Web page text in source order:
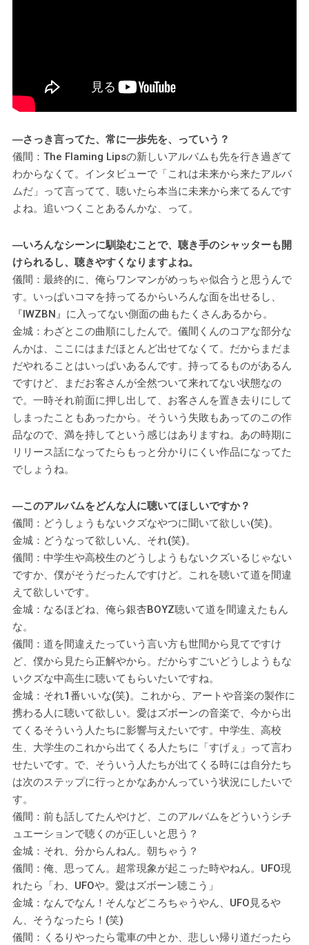
―さっき言ってた、常に一歩先を、っていう？
儀間：The Flaming Lipsの新しいアルバムも先を行き過ぎて
わからなくて。インタビューで「これは未来から来たアルバ
ムだ」って言ってて、聴いたら本当に未来から来てるんです
よね。追いつくことあるんかな、って。
―いろんなシーンに馴染むことで、聴き手のシャッターも開
けられるし、聴きやすくなりますよね。
儀間：最終的に、俺らワンマンがめっちゃ似合うと思うんで
す。いっぱいコマを持ってるからいろんな面を出せるし、
『IWZBN』に入ってない側面の曲もたくさんあるから。
金城：わざとこの曲順にしたんで。儀間くんのコアな部分な
んかは、ここにはまだほとんど出せてなくて。だからまだま
だやれることはいっぱいあるんです。持ってるものがあるん
ですけど、まだお客さんが全然ついて来れてない状態なの
で。一時それ前面に押し出して、お客さんを置き去りにして
しまったこともあったから。そういう失敗もあってのこの作
品なので、満を持してという感じはありますね。あの時期に
リリース話になってたらもっと分かりにくい作品になってた
でしょうね。
―このアルバムをどんな人に聴いてほしいですか？
儀間：どうしょうもないクズなやつに聞いて欲しい(笑)。
金城：どうなって欲しいん、それ(笑)。
儀間：中学生や高校生のどうしようもないクズいるじゃない
ですか、僕がそうだったんですけど。これを聴いて道を間違
えて欲しいです。
金城：なるほどね、俺ら銀杏BOYZ聴いて道を間違えたもん
な。
儀間：道を間違えたっていう言い方も世間から見てですけ
ど、僕から見たら正解やから。だからすごいどうしようもな
いクズな中高生に聴いてもらいたいですね。
金城：それ1番いいな(笑)。これから、アートや音楽の製作に
携わる人に聴いて欲しい。愛はズボーンの音楽で、今から出
てくるそういう人たちに影響与えたいです。中学生、高校
生、大学生のこれから出てくる人たちに「すげぇ」って言わ
せたいです。で、そういう人たちが出てくる時には自分たち
は次のステップに行っとかなあかんっていう状況にしたいで
す。
儀間：前も話してたんやけど、このアルバムをどういうシチ
ュエーションで聴くのが正しいと思う？
金城：それ、分からんねん。朝ちゃう？
儀間：俺、思ってん。超常現象が起こった時やねん。UFO現
れたら「わ、UFOや。愛はズボーン聴こう」
金城：なんでなん！そんなどころちゃうやん、UFO見るや
ん、そうなったら！(笑)
儀間：くるりやったら電車の中とか、悲しい帰り道だったら